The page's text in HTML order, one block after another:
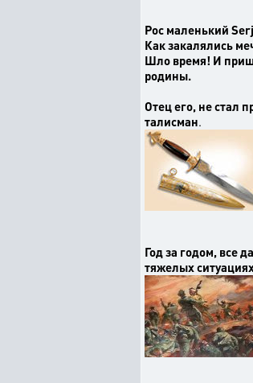
Рос маленький
Как закалялись
Шло время! И
родины.
Отец его, не стал
талисман.
Год за годом, все
тяжелых